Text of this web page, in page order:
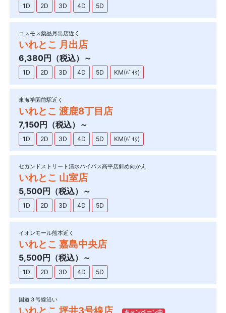
1D 2D 3D 4D 5D
コスモス薬品月出店近く
いれとこ 月出店
6,380円（税込）～
1D 2D 3D 4D 5D KM(ﾊﾞｲｸ)
東海学園前駅近く
いれとこ 渡鹿8丁目店
7,150円（税込）～
1D 2D 3D 4D 5D KM(ﾊﾞｲｸ)
セカンドストリート清水バイパス高平店斜め向かえ
いれとこ 山室店
5,500円（税込）～
1D 2D 3D 4D 5D
イオンモール熊本近く
いれとこ 嘉島中央店
5,500円（税込）～
1D 2D 3D 4D 5D
国道３号線沿い
いれとこ 坪井3号線店